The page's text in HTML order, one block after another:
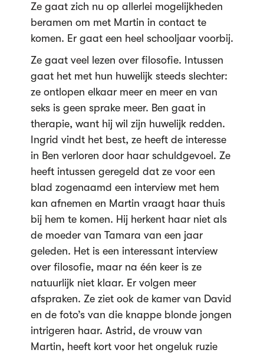
Ze gaat zich nu op allerlei mogelijkheden
beramen om met Martin in contact te
komen. Er gaat een heel schooljaar voorbij.
Ze gaat veel lezen over filosofie. Intussen
gaat het met hun huwelijk steeds slechter:
ze ontlopen elkaar meer en meer en van
seks is geen sprake meer. Ben gaat in
therapie, want hij wil zijn huwelijk redden.
Ingrid vindt het best, ze heeft de interesse
in Ben verloren door haar schuldgevoel. Ze
heeft intussen geregeld dat ze voor een
blad zogenaamd een interview met hem
kan afnemen en Martin vraagt haar thuis
bij hem te komen. Hij herkent haar niet als
de moeder van Tamara van een jaar
geleden. Het is een interessant interview
over filosofie, maar na één keer is ze
natuurlijk niet klaar. Er volgen meer
afspraken. Ze ziet ook de kamer van David
en de foto’s van die knappe blonde jongen
intrigeren haar. Astrid, de vrouw van
Martin, heeft kort voor het ongeluk ruzie